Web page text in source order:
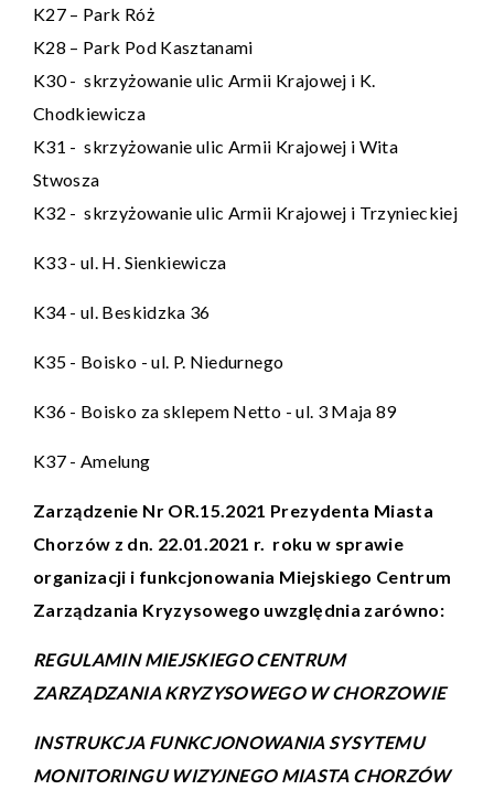
K27 – Park Róż
K28 – Park Pod Kasztanami
K30 - skrzyżowanie ulic Armii Krajowej i K.
Chodkiewicza
K31 - skrzyżowanie ulic Armii Krajowej i Wita
Stwosza
K32 - skrzyżowanie ulic Armii Krajowej i Trzynieckiej
K33 - ul. H. Sienkiewicza
K34 - ul. Beskidzka 36
K35 - Boisko - ul. P. Niedurnego
K36 - Boisko za sklepem Netto - ul. 3 Maja 89
K37 - Amelung
Zarządzenie Nr OR.15.2021 Prezydenta Miasta
Chorzów z dn. 22.01.2021 r. roku w sprawie
organizacji i funkcjonowania Miejskiego Centrum
Zarządzania Kryzysowego uwzględnia zarówno:
REGULAMIN MIEJSKIEGO CENTRUM
ZARZĄDZANIA KRYZYSOWEGO W CHORZOWIE
INSTRUKCJA FUNKCJONOWANIA SYSYTEMU
MONITORINGU WIZYJNEGO MIASTA CHORZÓW